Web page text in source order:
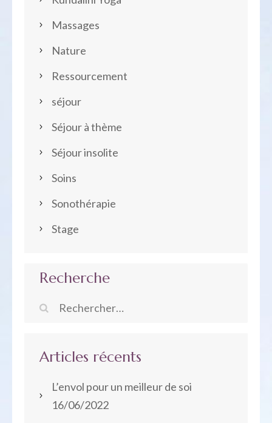
Massages
Nature
Ressourcement
séjour
Séjour à thème
Séjour insolite
Soins
Sonothérapie
Stage
Recherche
Rechercher :
Articles récents
L’envol pour un meilleur de soi
16/06/2022